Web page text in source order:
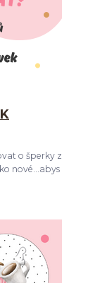
o šperky z
nové...abys